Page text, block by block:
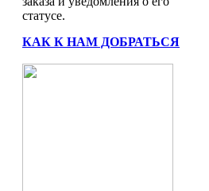
статусе.
КАК К НАМ ДОБРАТЬСЯ